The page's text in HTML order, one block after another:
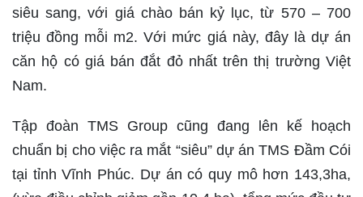
siêu sang, với giá chào bán kỷ lục, từ 570 – 700
triệu đồng mỗi m2. Với mức giá này, đây là dự án
căn hộ có giá bán đắt đỏ nhất trên thị trường Việt
Nam.
Tập đoàn TMS Group cũng đang lên kế hoạch
chuẩn bị cho việc ra mắt “siêu” dự án TMS Đầm Cói
tại tỉnh Vĩnh Phúc. Dự án có quy mô hơn 143,3ha,